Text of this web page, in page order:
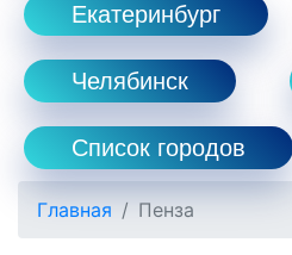
Екатеринбург
Челябинск
Список городов
Главная Пенза